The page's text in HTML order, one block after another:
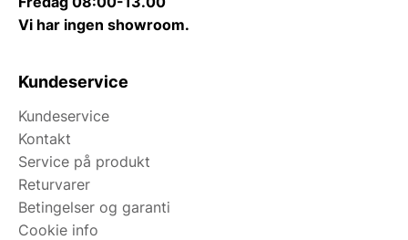
Vi har ingen showroom.
Kundeservice
Kundeservice
Kontakt
Service på produkt
Returvarer
Betingelser og garanti
Cookie info